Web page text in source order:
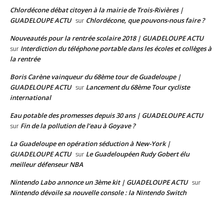
Chlordécone débat citoyen à la mairie de Trois-Rivières |
GUADELOUPE ACTU sur Chlordécone, que pouvons-nous faire ?
Nouveautés pour la rentrée scolaire 2018 | GUADELOUPE ACTU
sur Interdiction du téléphone portable dans les écoles et collèges à
la rentrée
Boris Carène vainqueur du 68ème tour de Guadeloupe |
GUADELOUPE ACTU sur Lancement du 68ème Tour cycliste
international
Eau potable des promesses depuis 30 ans | GUADELOUPE ACTU
sur Fin de la pollution de l’eau à Goyave ?
La Guadeloupe en opération séduction à New-York |
GUADELOUPE ACTU sur Le Guadeloupéen Rudy Gobert élu
meilleur défenseur NBA
Nintendo Labo annonce un 3ème kit | GUADELOUPE ACTU sur
Nintendo dévoile sa nouvelle console : la Nintendo Switch